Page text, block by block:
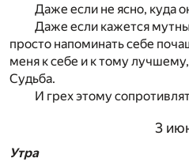
Даже если не ясно, куда
Даже если кажется
просто напоминать себе
меня к себе и к тому
Судьба.
И грех этому
3
Утра